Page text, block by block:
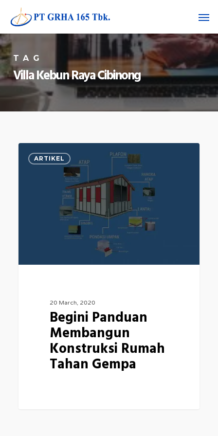
main
content
TAG
Villa Kebun Raya Cibinong
ARTIKEL
20 March, 2020
Begini Panduan
Membangun
Konstruksi Rumah
Tahan Gempa